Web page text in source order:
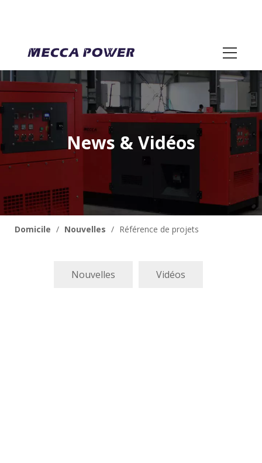
News & Vidéos
Domicile / Nouvelles / Référence de projets
Nouvelles Vidéos